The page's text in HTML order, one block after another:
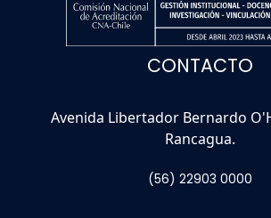
CONTACTO
Avenida Libertador Bernardo
Rancagua.
(56) 22903 0000